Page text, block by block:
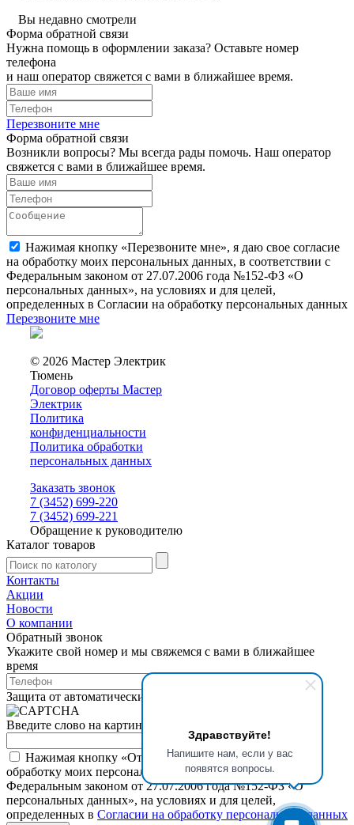
Здравствуйте!
Напишите нам, если у вас
появятся вопросы.
Вы недавно смотрели
Форма обратной связи
Нужна помощь в оформлении заказа? Оставьте номер
телефона
и наш оператор свяжется с вами в ближайшее время.
Перезвоните мне
Форма обратной связи
Возникли вопросы? Мы всегда рады помочь. Наш оператор
свяжется с вами в ближайшее время.
Нажимая кнопку «Перезвоните мне», я даю свое согласие
на обработку моих персональных данных, в соответствии с
Федеральным законом от 27.07.2006 года №152-ФЗ «О
персональных данных», на условиях и для целей,
определенных в Согласии на обработку персональных данных
Перезвоните мне
© 2026 Мастер Электрик
Тюмень
Договор оферты Мастер
Электрик
Политика
конфиденциальности
Политика обработки
персональных данных
Заказать звонок
7 (3452) 699-220
7 (3452) 699-221
Обращение к руководителю
Каталог товаров
Контакты
Акции
Новости
О компании
Обратный звонок
Укажите свой номер и мы свяжемся с вами в ближайшее
время
Защита от автоматических сообщений
Введите слово на картинке
Нажимая кнопку «Отправить», я даю свое согласие на
обработку моих персональных данных, в соответствии с
Федеральным законом от 27.07.2006 года №152-ФЗ «О
персональных данных», на условиях и для целей,
определенных в Согласии на обработку персональных данных